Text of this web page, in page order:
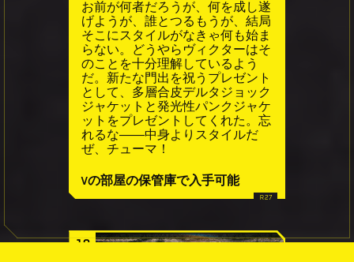
お前が何者だろうが、何を成し遂
げようが、誰とつるもうが、結局
そこにスタイルがなきゃ何も始ま
らない。どうやらヴィクターはそ
のことを十分理解しているよう
だ。新たな門出を祝うプレゼント
として、多層合皮デルタジョック
ジャケットと発光性パンクジャケ
ットをプレゼントしてくれた。忘
れるな――中身よりスタイルだ
ぜ、チューマ！
Vの部屋の保管庫で入手可能
18